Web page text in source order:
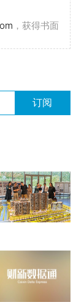
，获得书面
订阅